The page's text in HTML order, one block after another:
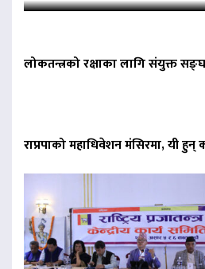
लोकतन्त्रको रक्षाका लागि संयुक्त
राप्रपाको महाधिवेशन मंसिरमा, यी हुन्